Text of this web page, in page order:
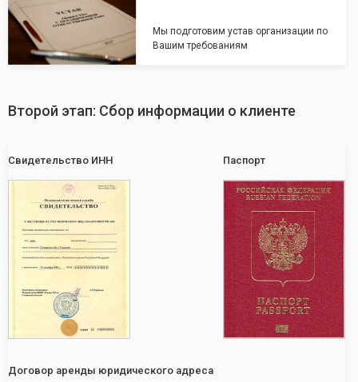
Мы подготовим устав организации по
Вашим требованиям
Второй этап: Сбор информации о клиенте
Свидетельство ИНН Паспорт
Договор аренды юридического адреса